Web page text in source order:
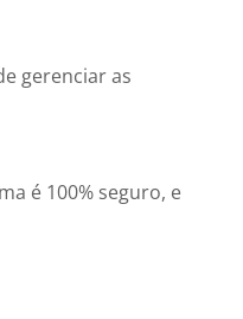
gerenciar as
é 100% seguro, e